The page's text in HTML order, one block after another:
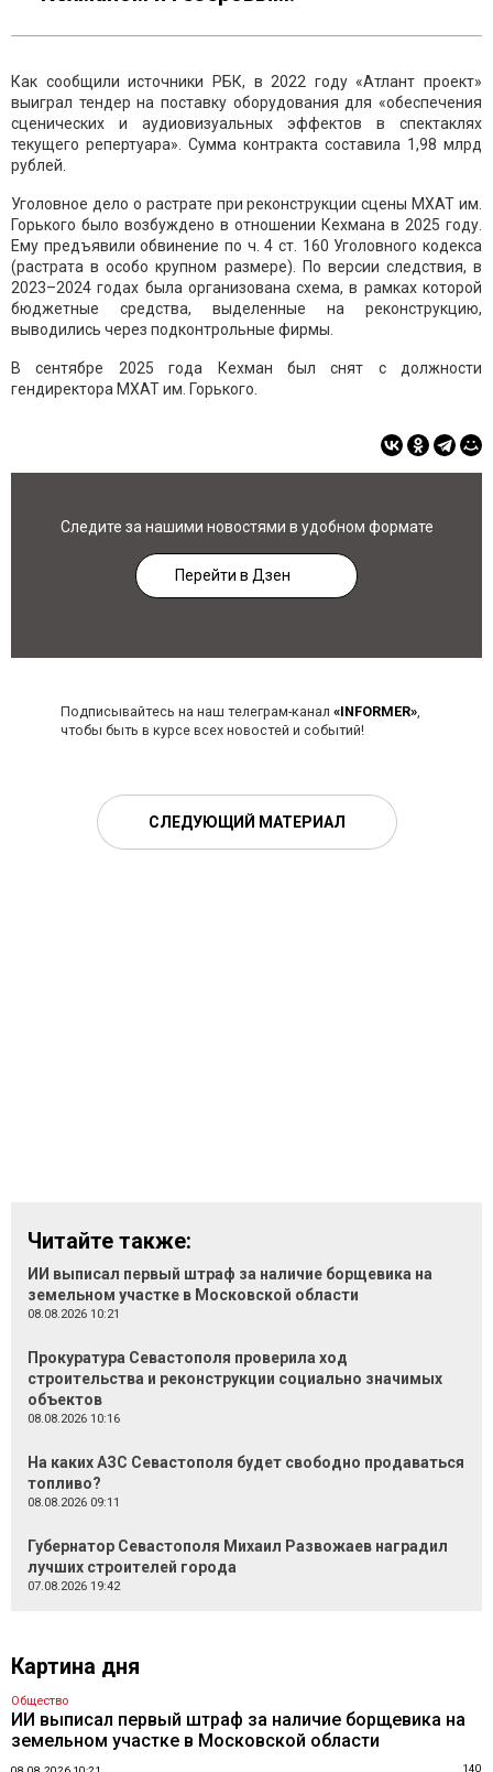
Как сообщили источники РБК, в 2022 году «Атлант проект»
выиграл тендер на поставку оборудования для «обеспечения
сценических и аудиовизуальных эффектов в спектаклях
текущего репертуара». Сумма контракта составила 1,98 млрд
рублей.
Уголовное дело о растрате при реконструкции сцены МХАТ им.
Горького было возбуждено в отношении Кехмана в 2025 году.
Ему предъявили обвинение по ч. 4 ст. 160 Уголовного кодекса
(растрата в особо крупном размере). По версии следствия, в
2023–2024 годах была организована схема, в рамках которой
бюджетные средства, выделенные на реконструкцию,
выводились через подконтрольные фирмы.
В сентябре 2025 года Кехман был снят с должности
гендиректора МХАТ им. Горького.
Следите за нашими новостями в удобном формате
Перейти в Дзен
Подписывайтесь на наш телеграм-канал «INFORMER»,
чтобы быть в курсе всех новостей и событий!
СЛЕДУЮЩИЙ МАТЕРИАЛ
Читайте также:
ИИ выписал первый штраф за наличие борщевика на
земельном участке в Московской области
08.08.2026 10:21
Прокуратура Севастополя проверила ход
строительства и реконструкции социально значимых
объектов
08.08.2026 10:16
На каких АЗС Севастополя будет свободно продаваться
топливо?
08.08.2026 09:11
Губернатор Севастополя Михаил Развожаев наградил
лучших строителей города
07.08.2026 19:42
Картина дня
Общество
ИИ выписал первый штраф за наличие борщевика на
земельном участке в Московской области
140